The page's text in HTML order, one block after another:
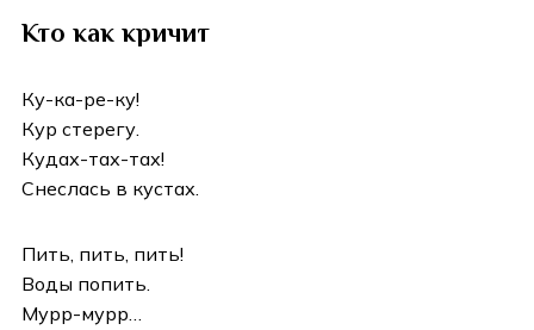
Кто как кричит
Ку-ка-ре-ку!
Кур стерегу.
Кудах-тах-тах!
Снеслась в кустах.
Пить, пить, пить!
Воды попить.
Мурр-мурр…